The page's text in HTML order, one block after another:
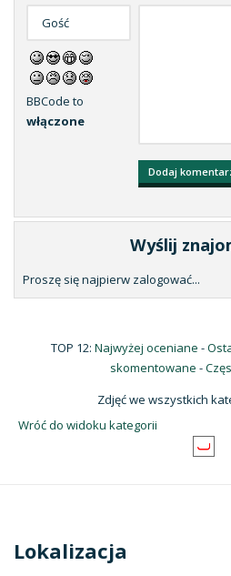
BBCode to
włączone
Wyślij
Proszę się najpierw zalogować...
TOP 12: Najwyżej oceniane -
skomentowane -
Zdjęć we wszystkich
Wróć do widoku kategorii
Lokalizacja